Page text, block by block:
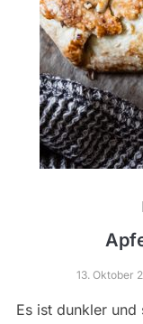
13. Oktober
Es ist dunkler